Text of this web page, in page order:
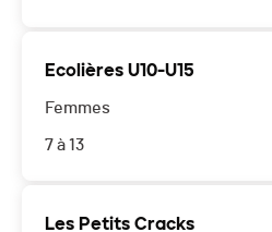
Ecolières U10-U15
Femmes
7 à 13
Les Petits Cracks